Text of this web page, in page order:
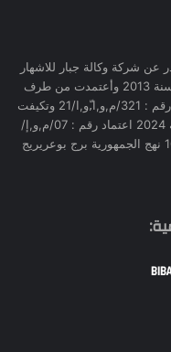
عن شركة وكالة جبار للاشهار
الدعاية التجارية و الخدمات جادت, تأسست سنة 2013 وأعتمدت من طرف
وزارة الاتصال بتاريخ:11أفريل سنة 2021تحت رقم : 321/م,و,ا,ّو,ا/21 وتكيفت
مع قانون الاعلام 2023 بتاريخ : 16افريل سنة 2024 اعتماد رقم : 07/م,و,إ/